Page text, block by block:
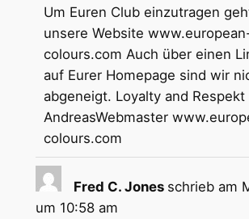
Um Euren Club einzutragen
unsere Website
colours.com Auch über einen
auf Eurer Homepage sind wir
abgeneigt. Loyalty and Respekt
AndreasWebmaster
colours.com
Fred C. Jones schrieb am
um 10:58 am